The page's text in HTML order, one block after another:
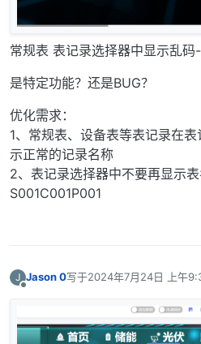
常规表 表记录选择器中显示乱码-
是特定功能？还是BUG？
优化需求：
1、常规表、设备表等表记录在
示正常的记录名称
2、表记录选择器中不要再显示
S001C001P001
J Jason 0写于2024年7月24日 上午
最后由 编辑